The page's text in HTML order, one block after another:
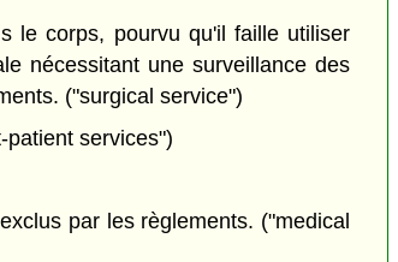
le corps, pourvu qu'il faille utiliser
nécessitant une surveillance des
("surgical service")
services")
par les règlements. ("medical